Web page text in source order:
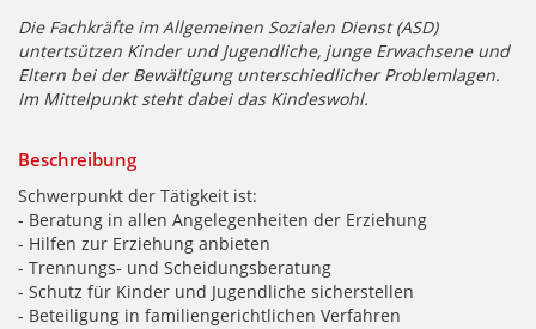
Die Fachkräfte im Allgemeinen Sozialen Dienst (ASD)
untertsützen Kinder und Jugendliche, junge Erwachsene und
Eltern bei der Bewältigung unterschiedlicher Problemlagen.
Im Mittelpunkt steht dabei das Kindeswohl.
Beschreibung
Schwerpunkt der Tätigkeit ist:
- Beratung in allen Angelegenheiten der Erziehung
- Hilfen zur Erziehung anbieten
- Trennungs- und Scheidungsberatung
- Schutz für Kinder und Jugendliche sicherstellen
- Beteiligung in familiengerichtlichen Verfahren